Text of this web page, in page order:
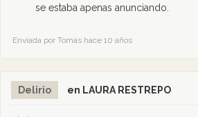
se estaba apenas anunciando.
Enviada por Tomás hace 10 años
Delirio en LAURA RESTREPO